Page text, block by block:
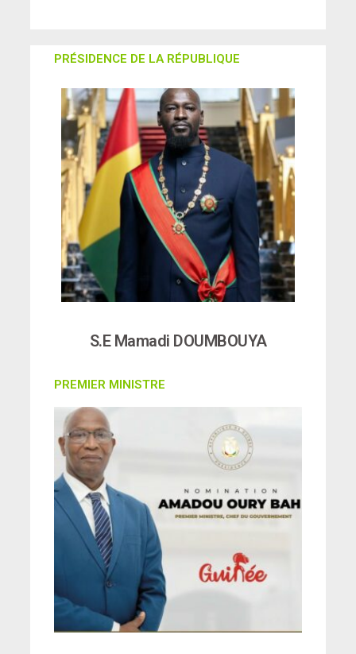
PRÉSIDENCE DE LA RÉPUBLIQUE
S.E Mamadi DOUMBOUYA
PREMIER MINISTRE